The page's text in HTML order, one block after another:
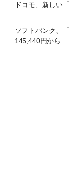
ドコモ、新しい
ソフトバンク、
145,440円から